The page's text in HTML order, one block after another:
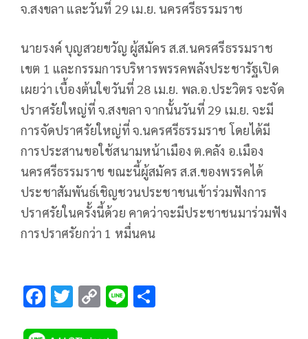
จ.สงขลา และวันที่ 29 เม.ย. นครศรีธรรมราช
นายรงค์ บุญสวยขวัญ ผู้สมัคร ส.ส.นครศรีธรรมราช
เขต 1 และกรรมการบริหารพรรคพลังประชารัฐเปิด
เผยว่า เบื้องต้นใฃวันที่ 28 เม.ย. พล.อ.ประวิตร จะจัด
ปราศรัยใหญ่ที่ จ.สงขลา จากนั้นวันที่ 29 เม.ย. จะมี
การจัดปราศรัยใหญ่ที่ จ.นครศรีธรรมราช โดยได้มี
การประสานขอใช้สนามหน้าเมือง ต.คลัง อ.เมือง
นครศรีธรรมราช ขณะนี้ผู้สมัคร ส.ส.ของพรรคได้
ประชาสัมพันธ์เชิญชวนประชาชนเข้าร่วมฟังการ
ปราศรัยในครั้งนี้ด้วย คาดว่าจะมีประชาชนมาร่วมฟัง
การปราศรัยกว่า 1 หมื่นคน
F T C Li